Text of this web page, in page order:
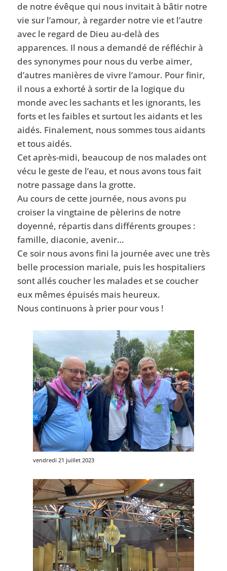
de notre évêque qui nous invitait à bâtir notre
vie sur l’amour, à regarder notre vie et l’autre
avec le regard de Dieu au-delà des
apparences. Il nous a demandé de réfléchir à
des synonymes pour nous du verbe aimer,
d’autres manières de vivre l’amour. Pour finir,
il nous a exhorté à sortir de la logique du
monde avec les sachants et les ignorants, les
forts et les faibles et surtout les aidants et les
aidés. Finalement, nous sommes tous aidants
et tous aidés.
Cet après-midi, beaucoup de nos malades ont
vécu le geste de l’eau, et nous avons tous fait
notre passage dans la grotte.
Au cours de cette journée, nous avons pu
croiser la vingtaine de pèlerins de notre
doyenné, répartis dans différents groupes :
famille, diaconie, avenir…
Ce soir nous avons fini la journée avec une très
belle procession mariale, puis les hospitaliers
sont allés coucher les malades et se coucher
eux mêmes épuisés mais heureux.
Nous continuons à prier pour vous !
vendredi 21 juillet 2023